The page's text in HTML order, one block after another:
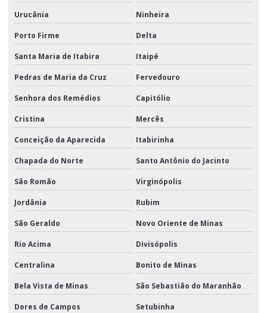
Urucânia Ninheira
Porto Firme Delta
Santa Maria de Itabira Itaipé
Pedras de Maria da Cruz Fervedouro
Senhora dos Remédios Capitólio
Cristina Mercês
Conceição da Aparecida Itabirinha
Chapada do Norte Santo Antônio do Jacinto
São Romão Virginópolis
Jordânia Rubim
São Geraldo Novo Oriente de Minas
Rio Acima Divisópolis
Centralina Bonito de Minas
Bela Vista de Minas São Sebastião do Maranhão
Dores de Campos Setubinha